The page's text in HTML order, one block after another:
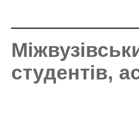
студентів,